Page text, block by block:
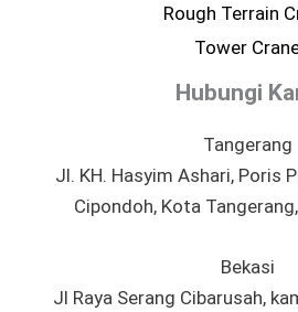
Hubungi
Tangerang
Jl. KH. Hasyim Ashari, Poris
Cipondoh, Kota
Bekasi
Jl Raya Serang Cibarusah,
Rough Terrain
Tower